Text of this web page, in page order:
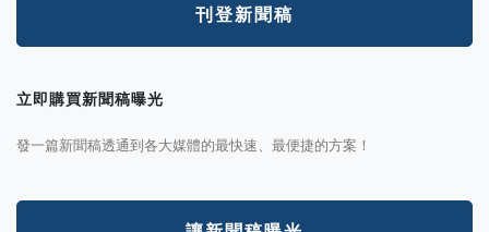
刊登新聞稿
立即購買新聞稿曝光
發一篇新聞稿透通到各大媒體的最快速、最便捷的方案！